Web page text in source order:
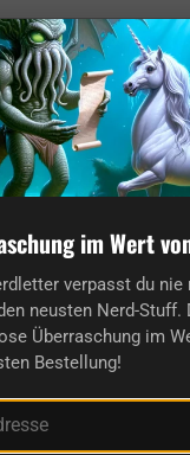
im
keinen 08/15-
anderen
getDigital
im Wert
verpasst du nie
neusten Nerd-Stuff.
Überraschung im
Bestellung!